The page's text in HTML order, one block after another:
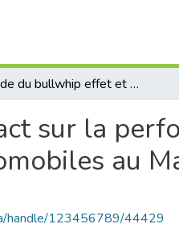
Etude du bullwhip effet et son impact sur la performance des supply chains: cas des équipementiers automobiles au Maroc
sur la
au
handle/123456789/44429